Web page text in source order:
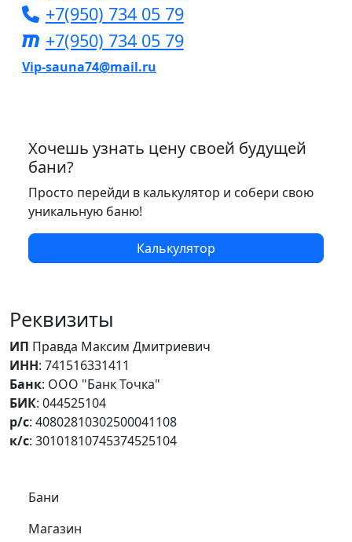
+7(950) 734 05 79
+7(950) 734 05 79
Vip-sauna74@mail.ru
Хочешь узнать цену своей будущей
бани?
Просто перейди в калькулятор и собери свою
уникальную баню!
Калькулятор
Реквизиты
ИП Правда Максим Дмитриевич
ИНН: 741516331411
Банк: ООО "Банк Точка"
БИК: 044525104
р/с: 40802810302500041108
к/с: 30101810745374525104
Самое важное
Бани
Магазин